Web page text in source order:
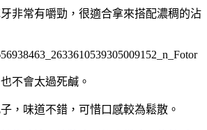
非常有嚼勁，很適合拿來搭配濃稠的沾
不會太過死鹹。
，味道不錯，可惜口感較為鬆散。